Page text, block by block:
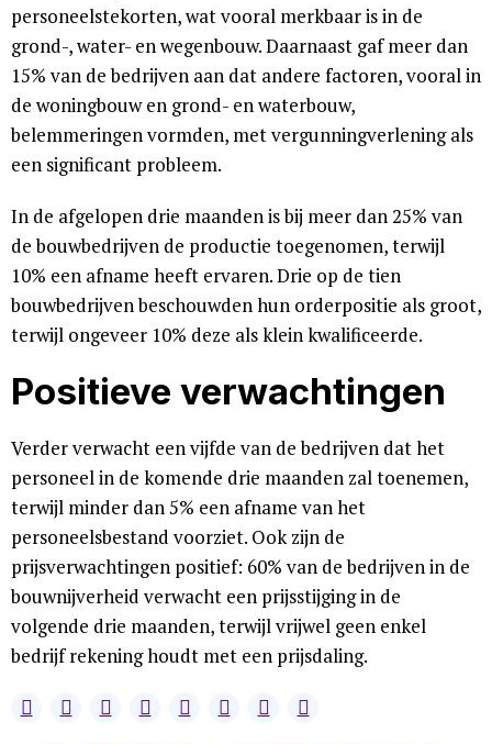
personeelstekorten, wat vooral merkbaar is in de
grond-, water- en wegenbouw. Daarnaast gaf meer dan
15% van de bedrijven aan dat andere factoren, vooral in
de woningbouw en grond- en waterbouw,
belemmeringen vormden, met vergunningverlening als
een significant probleem.
In de afgelopen drie maanden is bij meer dan 25% van
de bouwbedrijven de productie toegenomen, terwijl
10% een afname heeft ervaren. Drie op de tien
bouwbedrijven beschouwden hun orderpositie als groot,
terwijl ongeveer 10% deze als klein kwalificeerde.
Positieve verwachtingen
Verder verwacht een vijfde van de bedrijven dat het
personeel in de komende drie maanden zal toenemen,
terwijl minder dan 5% een afname van het
personeelsbestand voorziet. Ook zijn de
prijsverwachtingen positief: 60% van de bedrijven in de
bouwnijverheid verwacht een prijsstijging in de
volgende drie maanden, terwijl vrijwel geen enkel
bedrijf rekening houdt met een prijsdaling.